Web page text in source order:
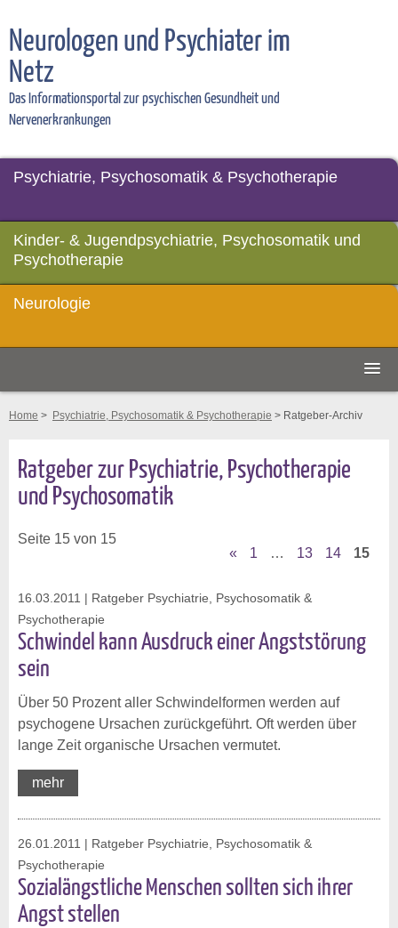
Neurologen und Psychiater im
Netz
Das Informationsportal zur psychischen Gesundheit und
Nervenerkrankungen
Psychiatrie, Psychosomatik & Psychotherapie
Kinder- & Jugendpsychiatrie, Psychosomatik und
Psychotherapie
Neurologie
Home > Psychiatrie, Psychosomatik & Psychotherapie > Ratgeber-Archiv
Ratgeber zur Psychiatrie, Psychotherapie
und Psychosomatik
Seite 15 von 15
«
1 … 13 14 15
16.03.2011 | Ratgeber Psychiatrie, Psychosomatik &
Psychotherapie
Schwindel kann Ausdruck einer Angststörung
sein
Über 50 Prozent aller Schwindelformen werden auf
psychogene Ursachen zurückgeführt. Oft werden über
lange Zeit organische Ursachen vermutet.
mehr
26.01.2011 | Ratgeber Psychiatrie, Psychosomatik &
Psychotherapie
Sozialängstliche Menschen sollten sich ihrer
Angst stellen